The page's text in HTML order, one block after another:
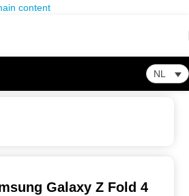
content
NL
Galaxy Z Fold 4